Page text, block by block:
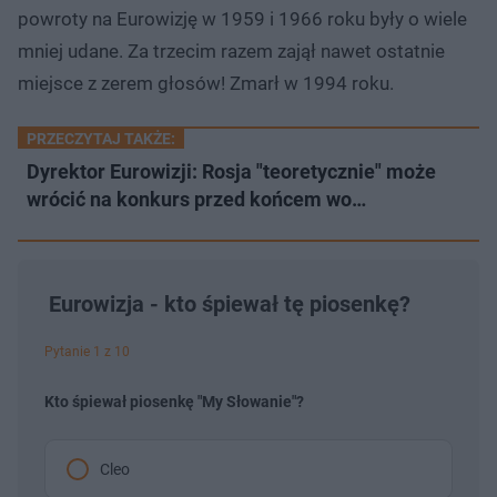
powroty na Eurowizję w 1959 i 1966 roku były o wiele
mniej udane. Za trzecim razem zajął nawet ostatnie
miejsce z zerem głosów! Zmarł w 1994 roku.
PRZECZYTAJ TAKŻE:
Dyrektor Eurowizji: Rosja "teoretycznie" może
wrócić na konkurs przed końcem wo…
Eurowizja - kto śpiewał tę piosenkę?
Pytanie 1 z 10
Kto śpiewał piosenkę "My Słowanie"?
Cleo